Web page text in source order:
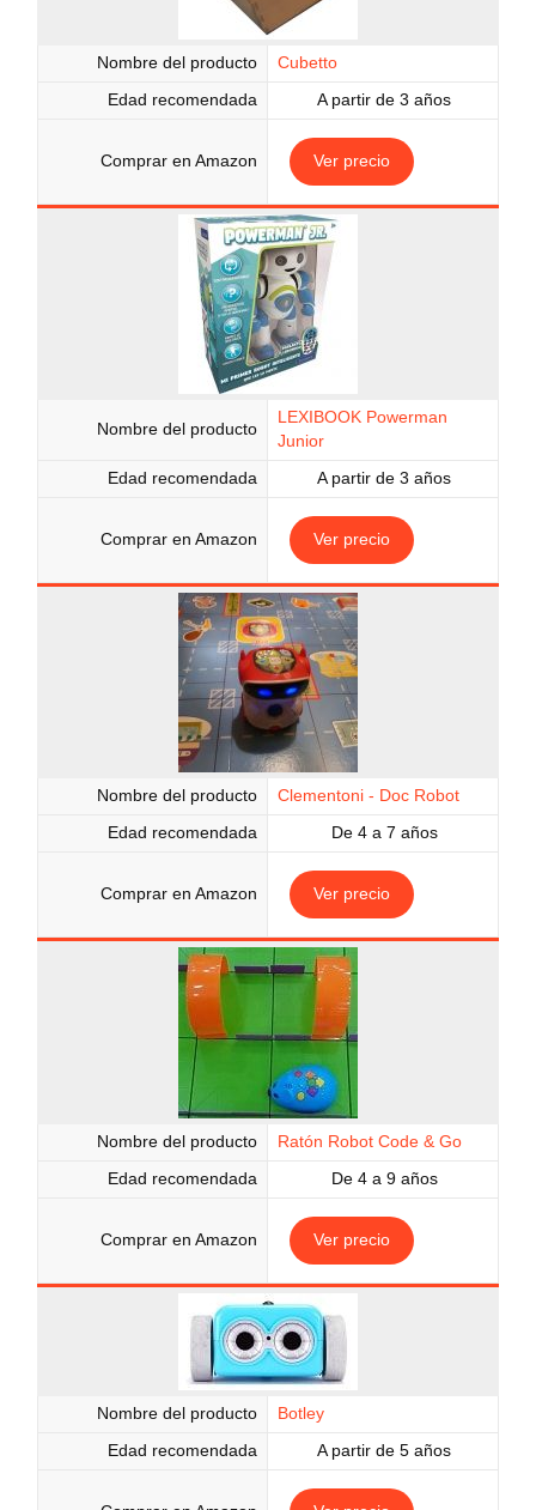
Nombre del producto Cubetto
Edad recomendada A partir de 3 años
Comprar en Amazon Ver precio
Nombre del producto
LEXIBOOK Powerman
Junior
Edad recomendada A partir de 3 años
Comprar en Amazon Ver precio
Nombre del producto Clementoni - Doc Robot
Edad recomendada De 4 a 7 años
Comprar en Amazon Ver precio
Nombre del producto Ratón Robot Code & Go
Edad recomendada De 4 a 9 años
Comprar en Amazon Ver precio
Nombre del producto Botley
Edad recomendada A partir de 5 años